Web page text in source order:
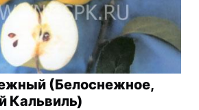
(Белоснежное,
Кальвиль)